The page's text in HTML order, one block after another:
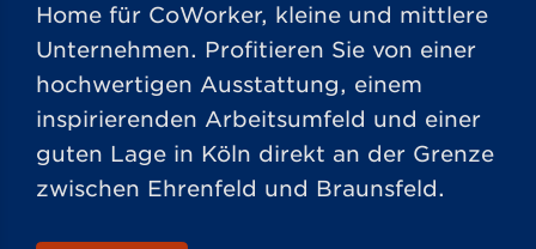
Home für CoWorker, kleine und mittlere
Unternehmen. Profitieren Sie von einer
hochwertigen Ausstattung, einem
inspirierenden Arbeitsumfeld und einer
guten Lage in Köln direkt an der Grenze
zwischen Ehrenfeld und Braunsfeld.